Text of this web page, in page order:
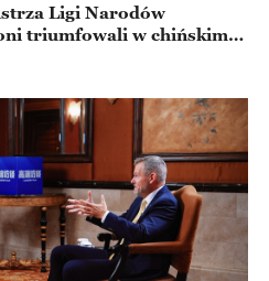
Ligi Narodów
triumfowali w chińskim